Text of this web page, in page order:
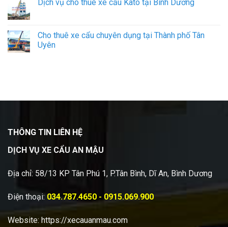
Dịch vụ cho thuê xe cẩu Kato tại Bình Dương
Cho thuê xe cẩu chuyên dụng tại Thành phố Tân
Uyên
THÔNG TIN LIÊN HỆ
DỊCH VỤ XE CẨU AN MẬU
Địa chỉ: 58/13 KP Tân Phú 1, P.Tân Bình, Dĩ An, Bình Dương
Điện thoại: 034.787.4650 - 0915.069.900
Website: https://xecauanmau.com